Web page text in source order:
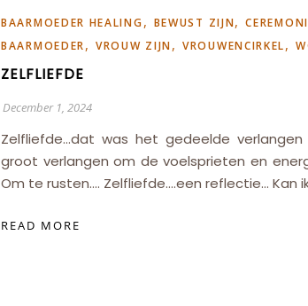
BAARMOEDER HEALING, BEWUST ZIJN,
BAARMOEDER, VROUW ZIJN, VROUWENCIRKEL,
ZELFLIEFDE
December 1, 2024
Zelfliefde…dat was het gedeelde
groot verlangen om de voelsprieten en
Om te rusten…. Zelfliefde….een reflectie… Kan
READ MORE